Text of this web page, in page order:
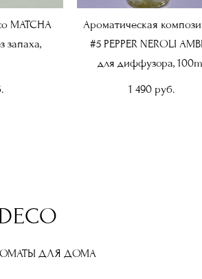
MATCHA
запаха,
Ароматическая
#5 PEPPER NEROLI
для диффузора,
1 490 pуб.
ДЛЯ ДОМА